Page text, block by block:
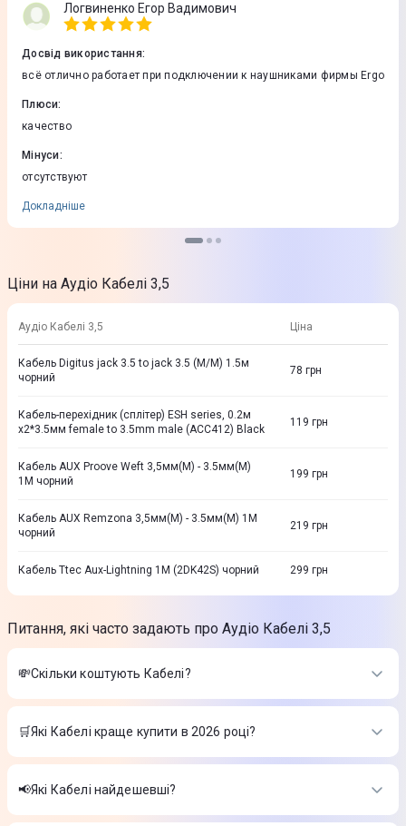
Логвиненко Егор Вадимович
Досвід використання:
всё отлично работает при подключении к наушниками фирмы Ergo
Плюси:
качество
Мінуси:
отсутствуют
Докладніше
Ціни на Аудіо Кабелі 3,5
Аудіо Кабелі 3,5 Ціна
Кабель Digitus jack 3.5 to jack 3.5 (M/M) 1.5м
чорний
78 грн
Кабель-перехідник (сплітер) ESH series, 0.2м
x2*3.5мм female to 3.5mm male (ACC412) Black
119 грн
Кабель AUX Proove Weft 3,5мм(M) - 3.5мм(M)
1М чорний
199 грн
Кабель AUX Remzona 3,5мм(M) - 3.5мм(M) 1М
чорний
219 грн
Кабель Ttec Aux-Lightning 1М (2DK42S) чорний 299 грн
Питання, які часто задають про Аудіо Кабелі 3,5
💸Скільки коштують Кабелі?
Вартість товарів в категорії Кабелі в інтернет-магазині
Цитрус
(KPWCACC2MWH) 2M 60W білий-999 ₴
Кабель універсальний 1.0м type-c to USB-A (ACC416) Black
Кабель USB Gelius One GP-UCN013 Type-C to Lightning 3A
🛒Які Кабелі краще купити в 2026 році?
Найкращі Кабелі в 2026 році на думку інтернет-магазину
Цитрус
📢Які Кабелі найдешевші?